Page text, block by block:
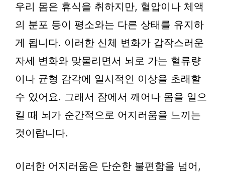
우리 몸은 휴식을 취하지만, 혈압이나 체액
의 분포 등이 평소와는 다른 상태를 유지하
게 됩니다. 이러한 신체 변화가 갑작스러운
자세 변화와 맞물리면서 뇌로 가는 혈류량
이나 균형 감각에 일시적인 이상을 초래할
수 있어요. 그래서 잠에서 깨어나 몸을 일으
킬 때 뇌가 순간적으로 어지러움을 느끼는
것이랍니다.
이러한 어지러움은 단순한 불편함을 넘어,